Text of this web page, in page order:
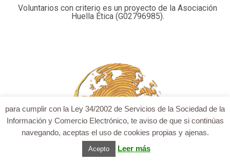
AVISO LEGAL•POLÍTICA DE PRIVACIDAD•POLÍTICA DE
COOKIES
WEB DISEÑADA POR ELENA DE JULIÁN
para cumplir con la Ley 34/2002 de Servicios de la Sociedad de la
Información y Comercio Electrónico, te aviso de que si continúas
navegando, aceptas el uso de cookies propias y ajenas.
Acepto Leer más